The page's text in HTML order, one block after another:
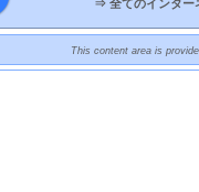
⇒ 全てのインター
This content area is